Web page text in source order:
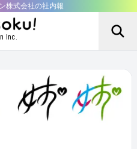
株式会社の社内報
Inc.